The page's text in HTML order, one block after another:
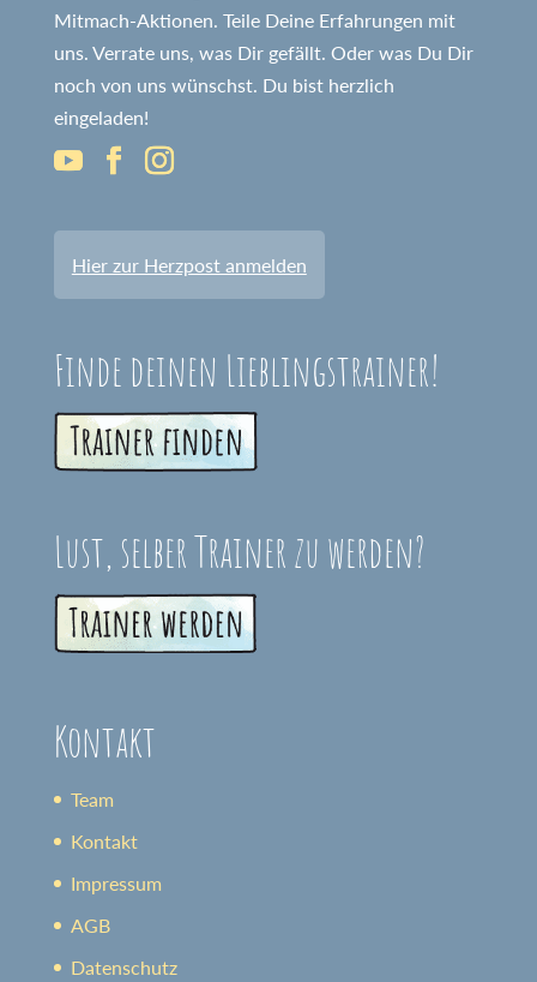
Mitmach-Aktionen. Teile Deine Erfahrungen mit
uns. Verrate uns, was Dir gefällt. Oder was Du Dir
noch von uns wünschst. Du bist herzlich
eingeladen!
Hier zur Herzpost anmelden
Finde deinen Lieblingstrainer!
Lust, selber Trainer zu werden?
Kontakt
Team
Kontakt
Impressum
AGB
Datenschutz